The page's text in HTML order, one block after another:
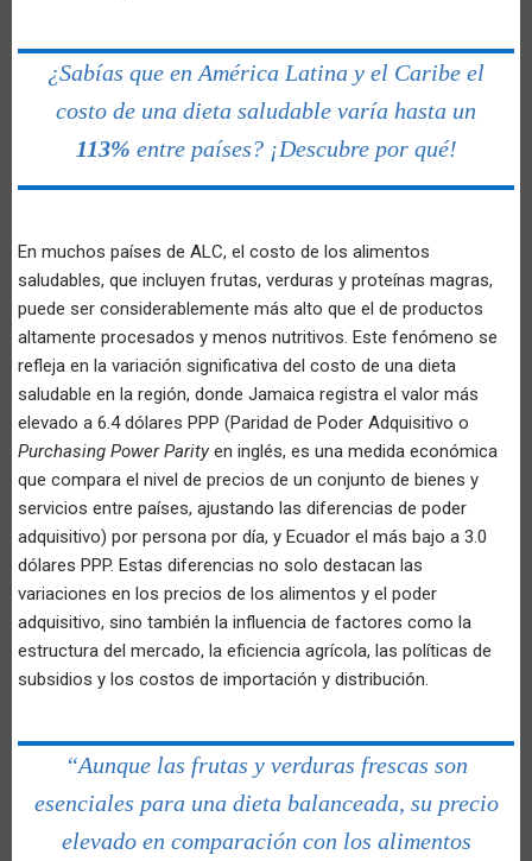
¿Sabías que en América Latina y el Caribe el
costo de una dieta saludable varía hasta un
113% entre países? ¡Descubre por qué!
En muchos países de ALC, el costo de los alimentos
saludables, que incluyen frutas, verduras y proteínas magras,
puede ser considerablemente más alto que el de productos
altamente procesados y menos nutritivos. Este fenómeno se
refleja en la variación significativa del costo de una dieta
saludable en la región, donde Jamaica registra el valor más
elevado a 6.4 dólares PPP (Paridad de Poder Adquisitivo o
Purchasing Power Parityen inglés, es una medida económica
que compara el nivel de precios de un conjunto de bienes y
servicios entre países, ajustando las diferencias de poder
adquisitivo) por persona por día, y Ecuador el más bajo a 3.0
dólares PPP. Estas diferencias no solo destacan las
variaciones en los precios de los alimentos y el poder
adquisitivo, sino también la influencia de factores como la
estructura del mercado, la eficiencia agrícola, las políticas de
subsidios y los costos de importación y distribución.
“Aunque las frutas y verduras frescas son
esenciales para una dieta balanceada, su precio
elevado en comparación con los alimentos